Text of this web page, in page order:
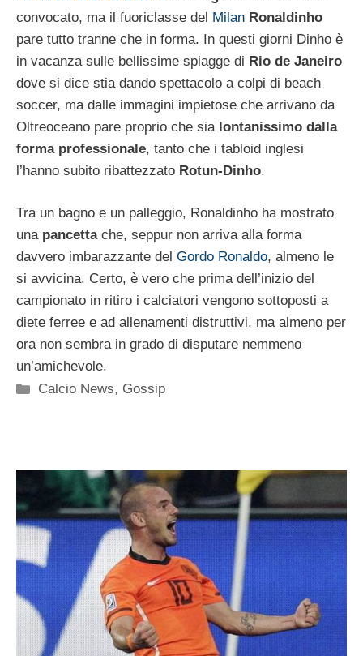
convocato, ma il fuoriclasse del Milan Ronaldinho
pare tutto tranne che in forma. In questi giorni Dinho è
in vacanza sulle bellissime spiagge di Rio de Janeiro
dove si dice stia dando spettacolo a colpi di beach
soccer, ma dalle immagini impietose che arrivano da
Oltreoceano pare proprio che sia lontanissimo dalla
forma professionale, tanto che i tabloid inglesi
l’hanno subito ribattezzato Rotun-Dinho.
Tra un bagno e un palleggio, Ronaldinho ha mostrato
una pancetta che, seppur non arriva alla forma
davvero imbarazzante del Gordo Ronaldo, almeno le
si avvicina. Certo, è vero che prima dell’inizio del
campionato in ritiro i calciatori vengono sottoposti a
diete ferree e ad allenamenti distruttivi, ma almeno per
ora non sembra in grado di disputare nemmeno
un’amichevole.
Categorie
Calcio News, Gossip